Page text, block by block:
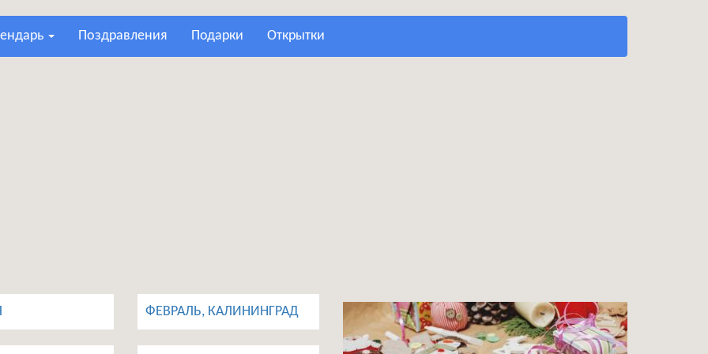
поздравления подарки открытки
ФЕВРАЛЬ, КАЛИНИНГРАД